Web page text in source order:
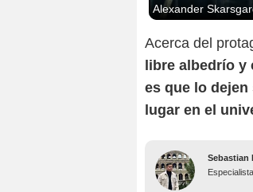
Alexander
Acerca del
libre albedrío
es que lo
lugar en el
Sebastian